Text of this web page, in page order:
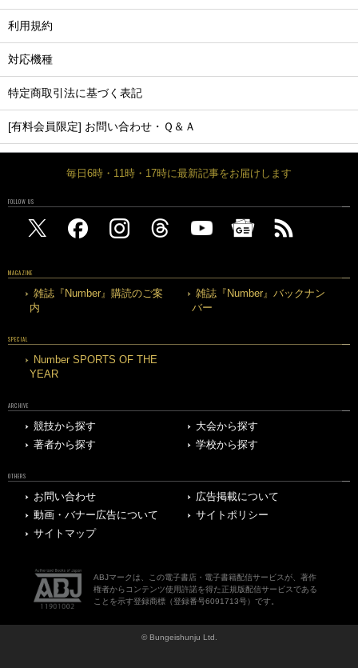
利用規約
対応機種
特定商取引法に基づく表記
[有料会員限定] お問い合わせ・Ｑ＆Ａ
毎日6時・11時・17時に最新記事をお届けします
FOLLOW US
MAGAZINE
雑誌『Number』購読のご案
内
雑誌『Number』バックナン
バー
SPECIAL
Number SPORTS OF THE
YEAR
ARCHIVE
競技から探す
大会から探す
著者から探す
学校から探す
OTHERS
お問い合わせ
広告掲載について
動画・バナー広告について
サイトポリシー
サイトマップ
ABJマークは、この電子書店・電子書籍配信サービスが、著作
権者からコンテンツ使用許諾を得た正規版配信サービスである
ことを示す登録商標（登録番号6091713号）です。
© Bungeishunju Ltd.